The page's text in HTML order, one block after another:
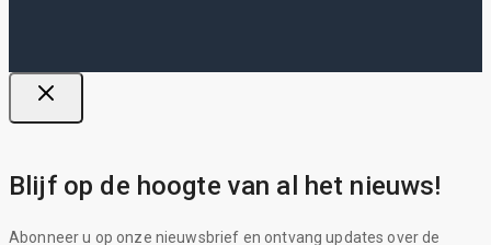
Blijf op de hoogte van al het nieuws!
Abonneer u op onze nieuwsbrief en ontvang updates over de